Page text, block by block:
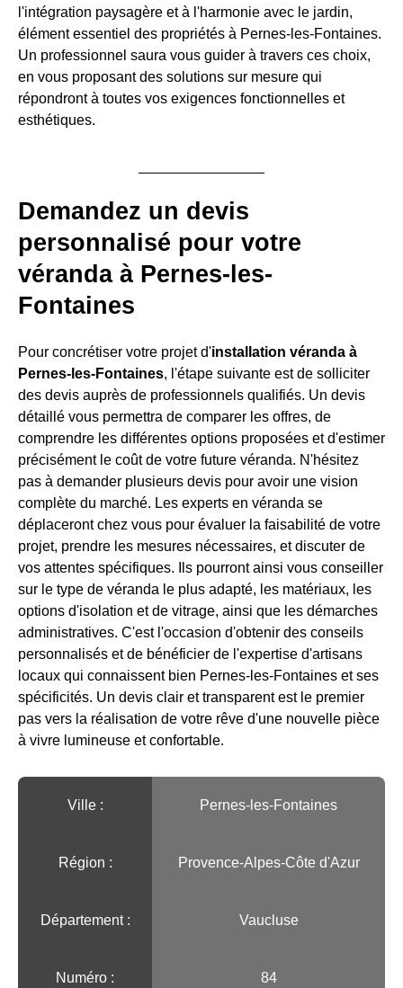
l'intégration paysagère et à l'harmonie avec le jardin,
élément essentiel des propriétés à Pernes-les-Fontaines.
Un professionnel saura vous guider à travers ces choix,
en vous proposant des solutions sur mesure qui
répondront à toutes vos exigences fonctionnelles et
esthétiques.
Demandez un devis
personnalisé pour votre
véranda à Pernes-les-
Fontaines
Pour concrétiser votre projet d'installation véranda à
Pernes-les-Fontaines, l'étape suivante est de solliciter
des devis auprès de professionnels qualifiés. Un devis
détaillé vous permettra de comparer les offres, de
comprendre les différentes options proposées et d'estimer
précisément le coût de votre future véranda. N'hésitez
pas à demander plusieurs devis pour avoir une vision
complète du marché. Les experts en véranda se
déplaceront chez vous pour évaluer la faisabilité de votre
projet, prendre les mesures nécessaires, et discuter de
vos attentes spécifiques. Ils pourront ainsi vous conseiller
sur le type de véranda le plus adapté, les matériaux, les
options d'isolation et de vitrage, ainsi que les démarches
administratives. C'est l'occasion d'obtenir des conseils
personnalisés et de bénéficier de l'expertise d'artisans
locaux qui connaissent bien Pernes-les-Fontaines et ses
spécificités. Un devis clair et transparent est le premier
pas vers la réalisation de votre rêve d'une nouvelle pièce
à vivre lumineuse et confortable.
Ville :️ Pernes-les-Fontaines
Région :️ Provence-Alpes-Côte d'Azur
Département : Vaucluse
Numéro : 84